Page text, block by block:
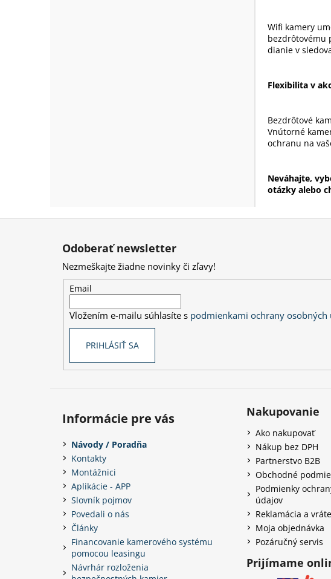
Wifi kamery
bezdrôtovému
dianie v
Flexibilita v
Bezdrôtové
Vnútorné
ochranu na
Neváhajte,
otázky alebo
Odoberať newsletter
Nezmeškajte žiadne novinky či zľavy!
Email
Vložením e-mailu súhlasíte s podmienkami ochrany osobných
PRIHLÁSIŤ SA
Informácie pre vás
Návody / Poradňa
Kontakty
Montážnici
Aplikácie - APP
Slovník pojmov
Povedali o nás
Články
Financovanie kamerového systému
pomocou leasingu
Návrhár rozloženia
Nakupovanie
Ako nakupovať
Nákup bez DPH
Partnerstvo B2B
Obchodné
Podmienky
údajov
Reklamácia a
Moja objednávka
Pozáručný servis
Prijímame